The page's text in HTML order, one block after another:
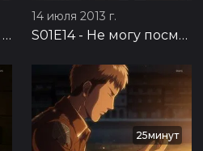
14 июля 2013 г.
S01E14- Не могу посмотреть ему в глаза: Подготовка к контратаке, часть 1
25минут